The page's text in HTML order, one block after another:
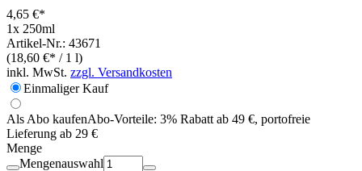
4,65 €*
1x 250ml
Artikel-Nr.: 43671
(18,60 €* / 1 l)
inkl. MwSt. zzgl. Versandkosten
Einmaliger Kauf
Als Abo kaufenAbo-Vorteile: 3% Rabatt ab 49 €, portofreie
Lieferung ab 29 €
Menge
Mengenauswahl